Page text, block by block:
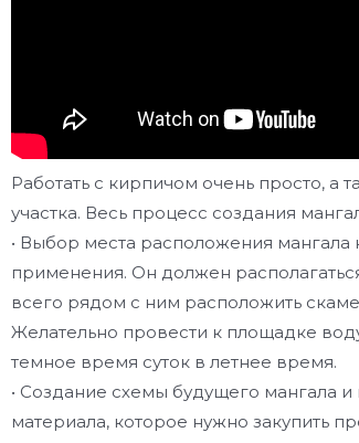
Работать с кирпичом очень просто, а
участка. Весь процесс создания
• Выбор места расположения мангала
применения. Он должен
всего рядом с ним расположить
Желательно провести к площадке
темное время суток в летнее время.
• Создание схемы будущего мангала
материала, которое нужно закупить